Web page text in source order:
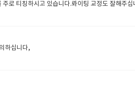
로 티칭하시고 있습니다.롸이팅 교정도 잘해주십
하십니다,